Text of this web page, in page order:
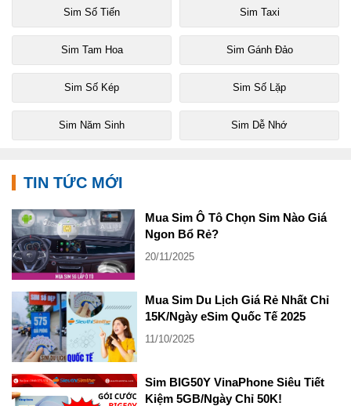
Sim Số Tiến Sim Taxi
Sim Tam Hoa Sim Gánh Đảo
Sim Số Kép Sim Số Lặp
Sim Năm Sinh Sim Dễ Nhớ
TIN TỨC MỚI
Mua Sim Ô Tô Chọn Sim Nào Giá
Ngon Bổ Rẻ?
20/11/2025
Mua Sim Du Lịch Giá Rẻ Nhất Chỉ
15K/Ngày eSim Quốc Tế 2025
11/10/2025
Sim BIG50Y VinaPhone Siêu Tiết
Kiệm 5GB/Ngày Chỉ 50K!